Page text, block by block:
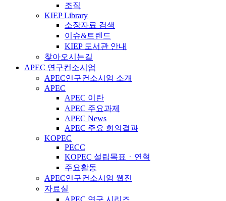
조직
KIEP Library
소장자료 검색
이슈&트렌드
KIEP 도서관 안내
찾아오시는길
APEC 연구컨소시엄
APEC연구컨소시엄 소개
APEC
APEC 이란
APEC 주요과제
APEC News
APEC 주요 회의결과
KOPEC
PECC
KOPEC 설립목표ㆍ연혁
주요활동
APEC연구컨소시엄 웹진
자료실
APEC 연구 시리즈